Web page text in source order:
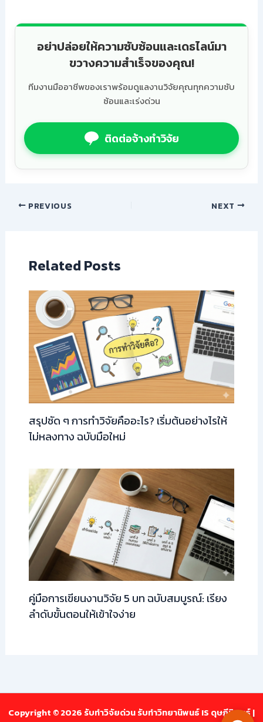
อย่าปล่อยให้ความซับซ้อนและเดธไลน์มา
ขวางความสำเร็จของคุณ!
ทีมงานมืออาชีพของเราพร้อมดูแลงานวิจัยคุณทุกความซับ
ซ้อนและเร่งด่วน
ติดต่อจ้างทำวิจัย
PREVIOUS NEXT
Related Posts
สรุปชัด ๆ การทำวิจัยคืออะไร? เริ่มต้นอย่างไรให้
ไม่หลงทาง ฉบับมือใหม่
คู่มือการเขียนงานวิจัย 5 บท ฉบับสมบูรณ์: เรียง
ลำดับขั้นตอนให้เข้าใจง่าย
Copyright © 2026 รับทำวิจัยด่วน รับทำวิทยานิพนธ์ IS ดุษฎีนิพนธ์ |